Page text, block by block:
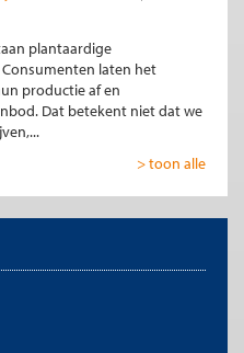
plantaardige
laten het
productie af en
Dat betekent niet dat we
> toon alle